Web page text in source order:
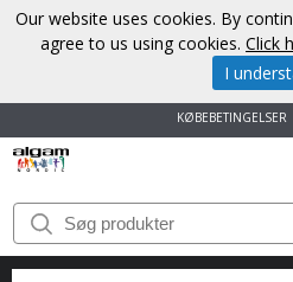
KØBEBETINGELSER
START
VAREMÆRKER
Our website uses cookies. By
agree to us using cookies. Click
I